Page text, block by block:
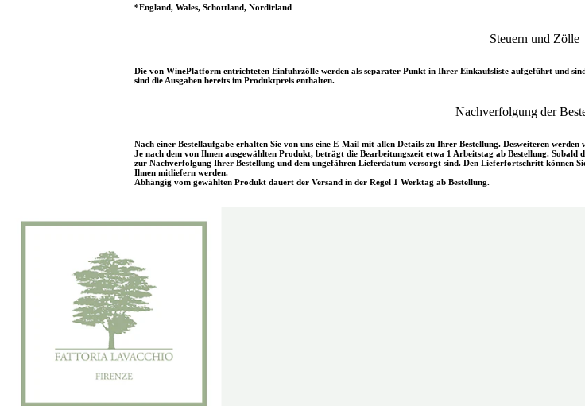
*England, Wales, Schottland, Nordirland
Steuern und Zölle
Die von WinePlatform entrichteten Einfuhrzölle werden als separater Punkt in Ihrer Einkaufsliste aufgeführt und
sind die Ausgaben bereits im Produktpreis enthalten.
Nachverfolgung der
Nach einer Bestellaufgabe erhalten Sie von uns eine E-Mail mit allen Details zu Ihrer Bestellung. Desweiteren
Je nach dem von Ihnen ausgewählten Produkt, beträgt die Bearbeitungszeit etwa 1 Arbeitstag ab Bestellung.
zur Nachverfolgung Ihrer Bestellung und dem ungefähren Lieferdatum versorgt sind. Den Lieferfortschritt können
Ihnen mitliefern werden.
Abhängig vom gewählten Produkt dauert der Versand in der Regel 1 Werktag ab Bestellung.